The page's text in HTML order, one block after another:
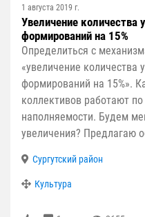
1 августа 2019 г.
Увеличение количества
формирований на 15%
Определиться с
«увеличение количества
формирований на 15%».
коллективов работают
наполняемости. Будем
увеличения? Предлагаю
Сургутский район
Культура